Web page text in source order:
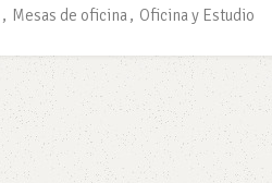
, Mesas de oficina, Oficina y Estudio